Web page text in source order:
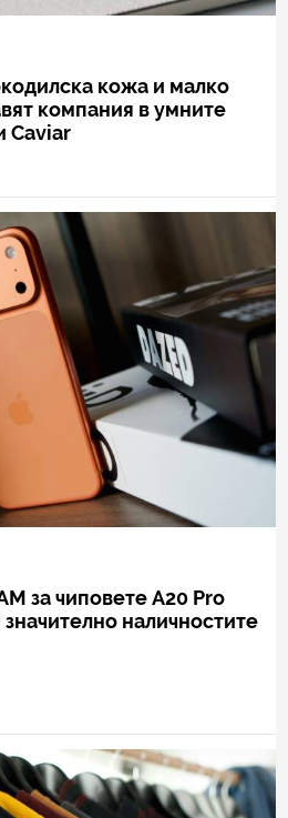
кожа и малко
компания в умните
Caviar
за чиповете A20 Pro
наличностите